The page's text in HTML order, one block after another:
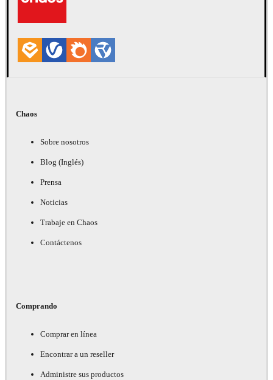
Chaos
Sobre nosotros
Blog (Inglés)
Prensa
Noticias
Trabaje en Chaos
Contáctenos
Comprando
Comprar en línea
Encontrar a un reseller
Administre sus productos